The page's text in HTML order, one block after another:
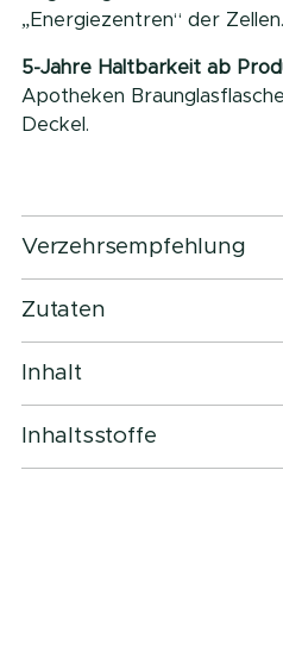
„Energiezentren“ der
5-Jahre Haltbarkeit ab
Apotheken
Deckel.
Verzehrsempfehlung
Zutaten
Inhalt
Inhaltsstoffe